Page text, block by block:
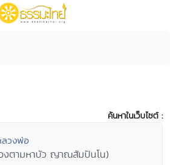
ค้นหาในเว็บไซต์ :
ลวงพ่อ
งตามหาบัว ญาณสัมปันโน)